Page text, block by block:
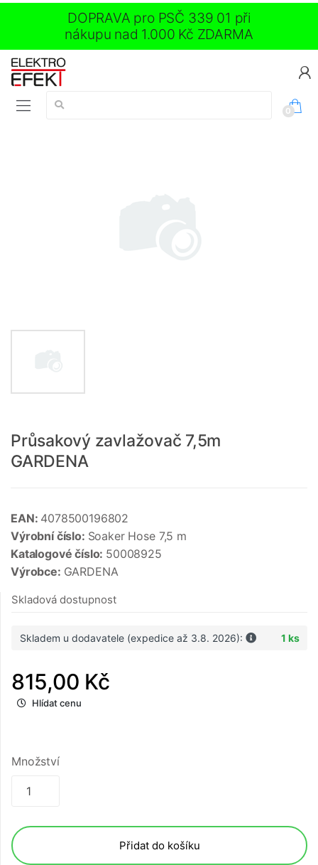
DOPRAVA pro PSČ 339 01 při
nákupu nad 1.000 Kč ZDARMA
Vyhledávání:
0
Průsakový zavlažovač 7,5m
GARDENA
EAN: 4078500196802
Výrobní číslo: Soaker Hose 7,5 m
Katalogové číslo: 50008925
Výrobce: GARDENA
Skladová dostupnost
Skladem u dodavatele (expedice až 3.8. 2026): 1 ks
815,00 Kč
Hlídat cenu
Množství
Přidat do košíku